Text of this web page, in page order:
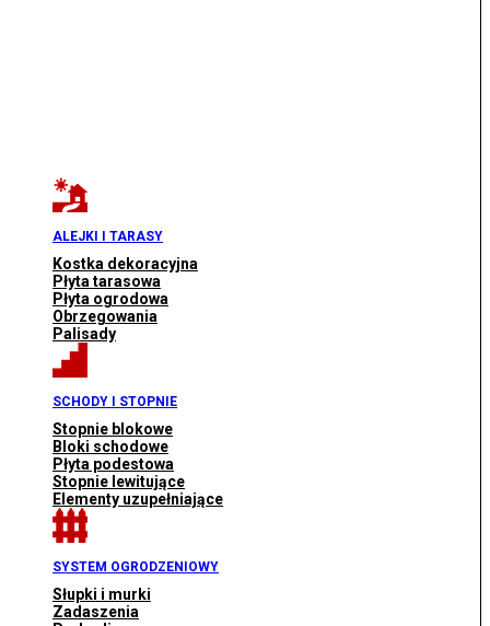
ALEJKI I TARASY
Kostka dekoracyjna
Płyta tarasowa
Płyta ogrodowa
Obrzegowania
Palisady
SCHODY I STOPNIE
Stopnie blokowe
Bloki schodowe
Płyta podestowa
Stopnie lewitujące
Elementy uzupełniające
SYSTEM OGRODZENIOWY
Słupki i murki
Zadaszenia